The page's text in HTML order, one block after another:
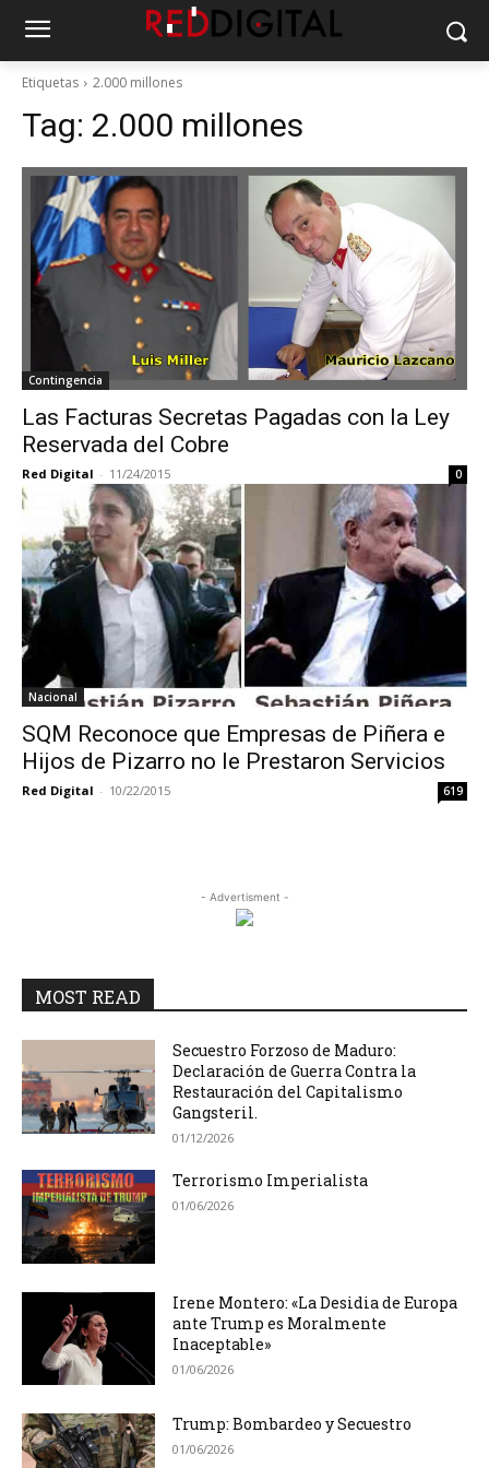
Etiquetas 2.000 millones
Tag: 2.000 millones
Contingencia
Las Facturas Secretas Pagadas con la Ley
Reservada del Cobre
Red Digital - 11/24/2015 0
Nacional
SQM Reconoce que Empresas de Piñera e
Hijos de Pizarro no le Prestaron Servicios
Red Digital - 10/22/2015 619
- Advertisment -
MOST READ
Secuestro Forzoso de Maduro:
Declaración de Guerra Contra la
Restauración del Capitalismo
Gangsteril.
01/12/2026
Terrorismo Imperialista
01/06/2026
Irene Montero: «La Desidia de Europa
ante Trump es Moralmente
Inaceptable»
01/06/2026
Trump: Bombardeo y Secuestro
01/06/2026